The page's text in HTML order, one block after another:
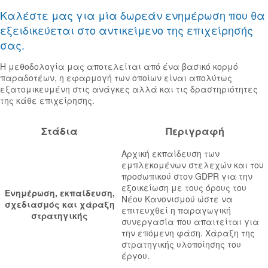
Καλέστε μας για μία δωρεάν ενημέρωση που θα
εξειδικεύεται στο αντικείμενο της επιχείρησής
σας.
Η μεθοδολογία μας αποτελείται από ένα βασικό κορμό
παραδοτέων, η εφαρμογή των οποίων είναι απολύτως
εξατομικευμένη στις ανάγκες αλλά και τις δραστηριότητες
της κάθε επιχείρησης.
Στάδια Περιγραφή
Ενημέρωση, εκπαίδευση,
σχεδιασμός και χάραξη
στρατηγικής
Αρχική εκπαίδευση των
εμπλεκομένων στελεχών και του
προσωπικού στον GDPR για την
εξοικείωση με τους όρους του
Νέου Κανονισμού ώστε να
επιτευχθεί η παραγωγική
συνεργασία που απαιτείται για
την επόμενη φάση. Χάραξη της
στρατηγικής υλοποίησης του
έργου.